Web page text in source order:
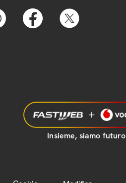
Insieme, siamo futuro